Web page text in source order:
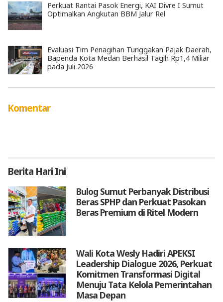
Perkuat Rantai Pasok Energi, KAI Divre I Sumut
Optimalkan Angkutan BBM Jalur Rel
Evaluasi Tim Penagihan Tunggakan Pajak Daerah,
Bapenda Kota Medan Berhasil Tagih Rp1,4 Miliar
pada Juli 2026
Komentar
Berita Hari Ini
Bulog Sumut Perbanyak Distribusi
Beras SPHP dan Perkuat Pasokan
Beras Premium di Ritel Modern
Wali Kota Wesly Hadiri APEKSI
Leadership Dialogue 2026, Perkuat
Komitmen Transformasi Digital
Menuju Tata Kelola Pemerintahan
Masa Depan